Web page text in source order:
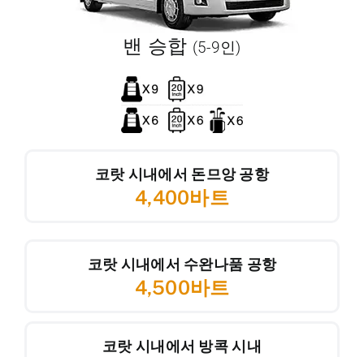
밴 승합 (5-9인)
코랏 시내에서 돈므앙 공항
4,400바트
코랏 시내에서 수완나품 공항
4,500바트
코랏 시내에서 방콕 시내